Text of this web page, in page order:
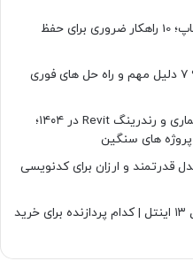
آموزش جلوگیری از هک شدن لپ تاپ؛ 10 راهکار ضروری برای حفظ
چرا لپتاپ شما ناگهان کند می شود؟ ۷ دلیل مهم و راه حل های فوری
راهنمای خرید لپ تاپ مخصوص معماری و رندرینگ Revit در ۱۴۰۴؛
های سنگین
برنامه نویسی اقتصادی | ۱۰ مدل قدرتمند و ارزان برای کدنویسی
تفاوت لپتاپ های Core Ultra با نسل ۱۳ اینتل | کدام پردازنده برای خرید